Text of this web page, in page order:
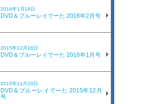
2016年1月18日
DVD＆ブルーレイでーた 2016年2月号
2015年12月18日
DVD＆ブルーレイでーた 2016年1月号
2015年11月20日
DVD＆ブルーレイでーた 2015年12月
号